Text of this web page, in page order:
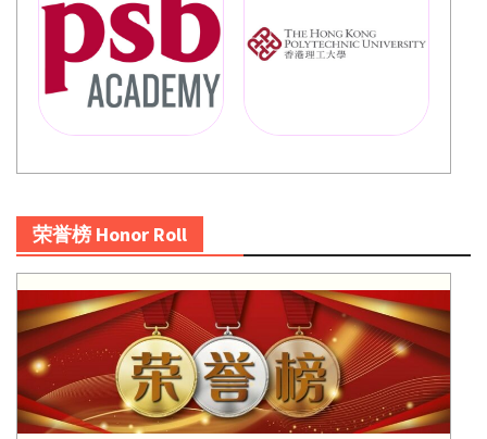
荣誉榜 Honor Roll